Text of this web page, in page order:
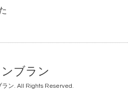
ブラン
ラン. All Rights Reserved.